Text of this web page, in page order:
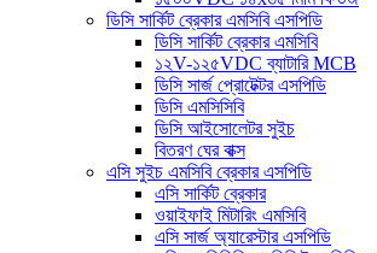
ডিসি সার্কিট ব্রেকার এমসিবি এসপিডি
ডিসি সার্কিট ব্রেকার এমসিবি
১২V-১২৫VDC ব্যাটারি MCB
ডিসি সার্জ প্রোটেক্টর এসপিডি
ডিসি এমসিসিবি
ডিসি আইসোলেটর সুইচ
বিতরণ ঘের বাক্স
এসি সুইচ এমসিবি ব্রেকার এসপিডি
এসি সার্কিট ব্রেকার
ওয়াইফাই মিটারিং এমসিবি
এসি সার্জ অ্যারেস্টার এসপিডি